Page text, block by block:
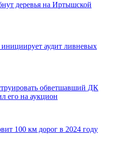
деревья на Иртышской
аудит ливневых
обветшавший ДК
его на аукцион
100 км дорог в 2024 году